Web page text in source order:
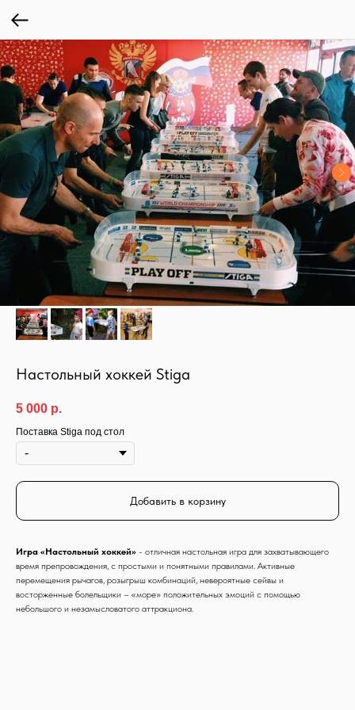
Настольный хоккей Stiga
5 000 р.
Поставка Stiga под стол
Добавить в корзину
Игра «Настольный хоккей» - отличная настольная игра для захватывающего
время препровождения, с простыми и понятными правилами. Активные
перемещения рычагов, розыгрыш комбинаций, невероятные сейвы и
восторженные болельщики – «море» положительных эмоций с помощью
небольшого и незамысловатого аттракциона.